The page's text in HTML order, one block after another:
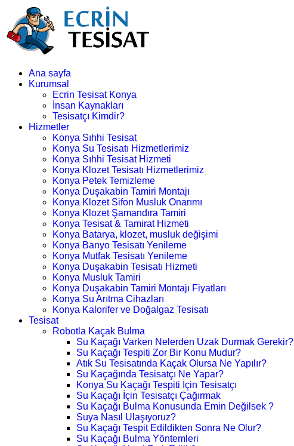
Ana sayfa
Kurumsal
Ecrin Tesisat Konya
İnsan Kaynakları
Tesisatçı Kimdir?
Hizmetler
Konya Sıhhi Tesisat
Konya Su Tesisatı Hizmetlerimiz
Konya Sıhhi Tesisat Hizmeti
Konya Klozet Tesisatı Hizmetlerimiz
Konya Petek Temizleme
Konya Duşakabin Tamiri Montajı
Konya Klozet Sifon Musluk Onarımı
Konya Klozet Şamandıra Tamiri
Konya Tesisat & Tamirat Hizmeti
Konya Batarya, klozet, musluk değişimi
Konya Banyo Tesisatı Yenileme
Konya Mutfak Tesisatı Yenileme
Konya Duşakabin Tesisatı Hizmeti
Konya Musluk Tamiri
Konya Duşakabin Tamiri Montajı Fiyatları
Konya Su Arıtma Cihazları
Konya Kalorifer ve Doğalgaz Tesisatı
Tesisat
Robotla Kaçak Bulma
Su Kaçağı Varken Nelerden Uzak Durmak Gerekir?
Su Kaçağı Tespiti Zor Bir Konu Mudur?
Atık Su Tesisatında Kaçak Olursa Ne Yapılır?
Su Kaçağında Tesisatçı Ne Yapar?
Konya Su Kaçağı Tespiti İçin Tesisatçı
Su Kaçağı İçin Tesisatçı Çağırmak
Su Kaçağı Bulma Konusunda Emin Değilsek ?
Suya Nasıl Ulaşıyoruz?
Su Kaçağı Tespit Edildikten Sonra Ne Olur?
Su Kaçağı Bulma Yöntemleri